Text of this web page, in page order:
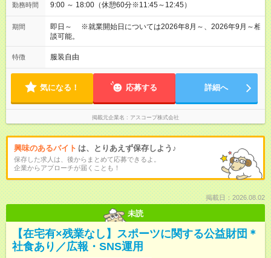
勤務時間 9:00 ～ 18:00（休憩60分※11:45～12:45）
期間
即日～ ※就業開始日については2026年8月～、2026年9月～相
談可能。
特徴 服装自由
気になる！ 応募する 詳細へ
掲載元企業名 アスコープ株式会社
興味のあるバイト は、とりあえず保存しよう♪
保存した求人は、後からまとめて応募できるよ。
企業からアプローチが届くことも！
掲載日：2026.08.02
未読
【在宅有×残業なし】スポーツに関する公益財団＊
社食あり／広報・SNS運用